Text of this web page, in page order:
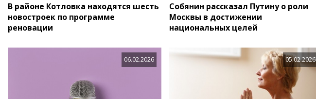
В районе Котловка находятся шесть
новостроек по программе
реновации
Собянин рассказал Путину о роли
Москвы в достижении
национальных целей
06.02.2026 05.02.2026